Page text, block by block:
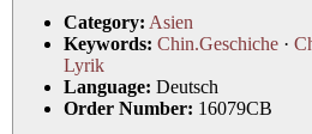
Category: Asien
Keywords: Chin.Geschiche ·
Lyrik
Language: Deutsch
Order Number: 16079CB